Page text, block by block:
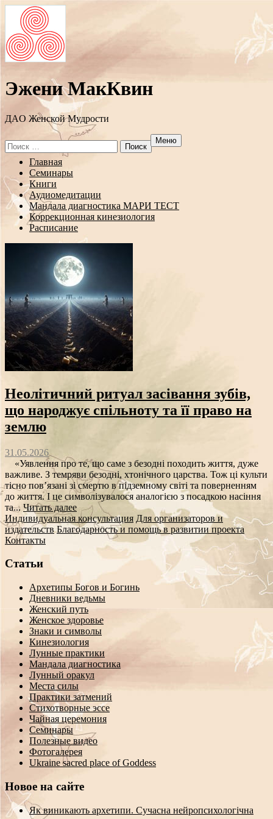
Эжени МакКвин
ДAO Женской Мудрости
Search
for:
Меню
Перейти
содержанию
Главная
Семинары
Книги
Аудиомедитации
Мандала диагностика МАРИ ТЕСТ
Коррекционная кинезиология
Расписание
Неолітичний ритуал засівання зубів,
що народжує спільноту та її право на
землю
31.05.2026
«Уявлення про те, що саме з безодні походить життя, дуже
важливе. З темряви безодні, хтонічного царства. Тож ці культи
тісно пов’язані зі смертю в підземному світі та поверненням
до життя. І це символізувалося аналогією з посадкою насіння
та... Читать далее
Индивидуальная консультация Для организаторов и
издательств Благодарность и помощь в развитии проекта
Контакты
Статьи
Архетипы Богов и Богинь
Дневники ведьмы
Женский путь
Женское здоровье
Знаки и символы
Кинезиология
Лунные практики
Мандала диагностика
Лунный оракул
Места силы
Практики затмений
Стихотворные эссе
Чайная церемония
Семинары
Полезные видео
Фотогалерея
Ukraine sacred place of Goddess
Новое на сайте
Як виникають архетипи. Сучасна нейропсихологічна